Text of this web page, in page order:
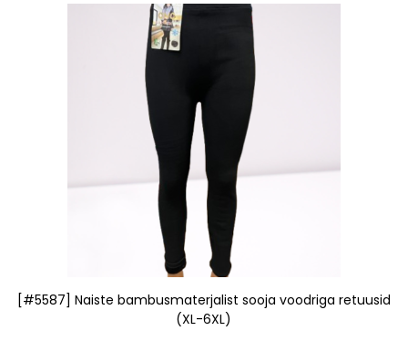
[#5587] Naiste bambusmaterjalist sooja voodriga retuusid
(XL-6XL)